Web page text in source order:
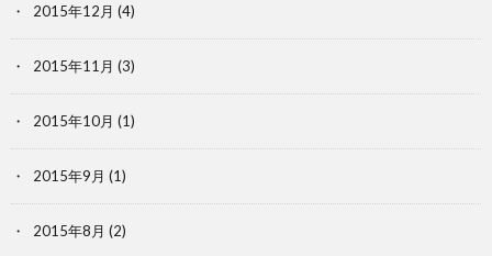
2015年12月 (4)
2015年11月 (3)
2015年10月 (1)
2015年9月 (1)
2015年8月 (2)